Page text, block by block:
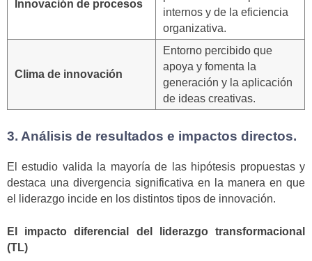
Innovación de procesos
internos y de la eficiencia
organizativa.
Clima de innovación
Entorno percibido que
apoya y fomenta la
generación y la aplicación
de ideas creativas.
3. Análisis de resultados e impactos directos.
El estudio valida la mayoría de las hipótesis propuestas y
destaca una divergencia significativa en la manera en que
el liderazgo incide en los distintos tipos de innovación.
El impacto diferencial del liderazgo transformacional
(TL)